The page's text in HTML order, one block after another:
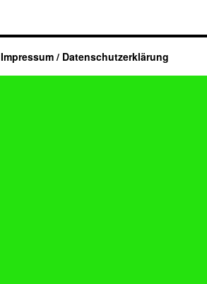
Impressum / Datenschutzerklärung